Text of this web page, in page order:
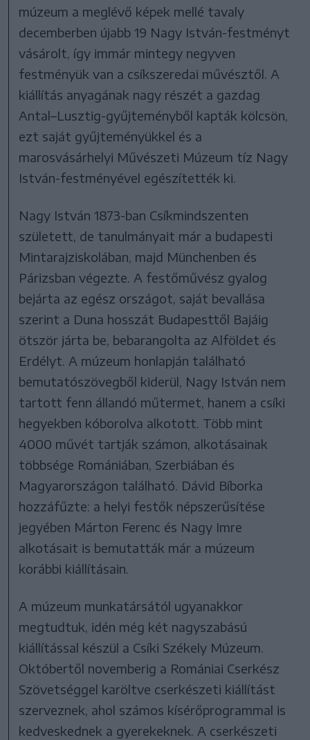
múzeum a meglévő képek mellé tavaly
decemberben újabb 19 Nagy István-festményt
vásárolt, így immár mintegy negyven
festményük van a csíkszeredai művésztől. A
kiállítás anyagának nagy részét a gazdag
Antal–Lusztig-gyűjteményből kapták kölcsön,
ezt saját gyűjteményükkel és a
marosvásárhelyi Művészeti Múzeum tíz Nagy
István-festményével egészítették ki.
Nagy István 1873-ban Csíkmindszenten
született, de tanulmányait már a budapesti
Mintarajziskolában, majd Münchenben és
Párizsban végezte. A festőművész gyalog
bejárta az egész országot, saját bevallása
szerint a Duna hosszát Budapesttől Bajáig
ötször járta be, bebarangolta az Alföldet és
Erdélyt. A múzeum honlapján található
bemutatószövegből kiderül, Nagy István nem
tartott fenn állandó műtermet, hanem a csíki
hegyekben kóborolva alkotott. Több mint
4000 művét tartják számon, alkotásainak
többsége Romániában, Szerbiában és
Magyarországon található. Dávid Bíborka
hozzáfűzte: a helyi festők népszerűsítése
jegyében Márton Ferenc és Nagy Imre
alkotásait is bemutatták már a múzeum
korábbi kiállításain.
A múzeum munkatársától ugyanakkor
megtudtuk, idén még két nagyszabású
kiállítással készül a Csíki Székely Múzeum.
Októbertől novemberig a Romániai Cserkész
Szövetséggel karöltve cserkészeti kiállítást
szerveznek, ahol számos kísérőprogrammal is
kedveskednek a gyerekeknek. A cserkészeti